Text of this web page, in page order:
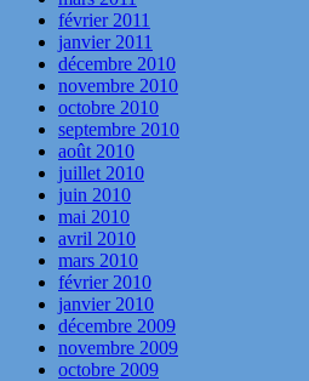
février 2011
janvier 2011
décembre 2010
novembre 2010
octobre 2010
septembre 2010
août 2010
juillet 2010
juin 2010
mai 2010
avril 2010
mars 2010
février 2010
janvier 2010
décembre 2009
novembre 2009
octobre 2009